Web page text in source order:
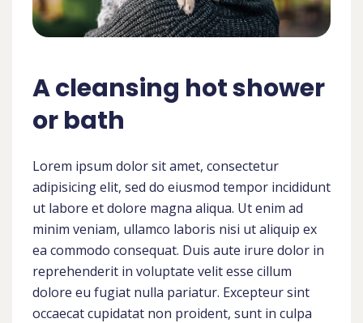
A cleansing hot shower
or bath
Lorem ipsum dolor sit amet, consectetur
adipisicing elit, sed do eiusmod tempor incididunt
ut labore et dolore magna aliqua. Ut enim ad
minim veniam, ullamco laboris nisi ut aliquip ex
ea commodo consequat. Duis aute irure dolor in
reprehenderit in voluptate velit esse cillum
dolore eu fugiat nulla pariatur. Excepteur sint
occaecat cupidatat non proident, sunt in culpa